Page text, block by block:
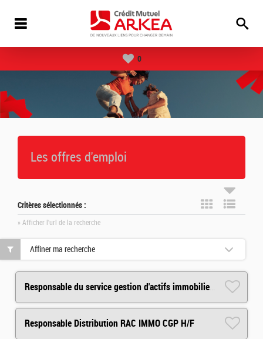
0
Les offres d'emploi
Critères sélectionnés :
» Afficher l'url de la recherche
Responsable du service gestion d'actifs immobiliers H/F
Responsable Distribution RAC IMMO CGP H/F
Affiner ma recherche